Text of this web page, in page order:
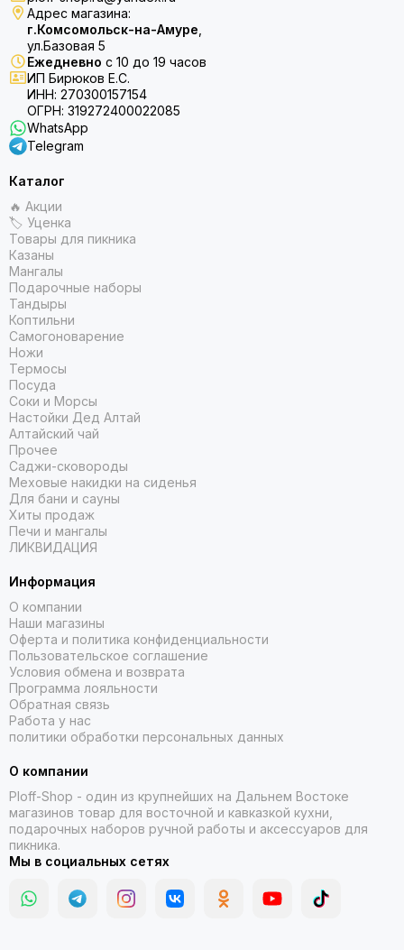
Адрес магазина:
г.Комсомольск-на-Амуре
ул.Базовая 5
Ежедневно с 10 до 19 часов
ИП Бирюков Е.С.
ИНН: 270300157154
ОГРН: 319272400022085
WhatsApp
Telegram
Каталог
🔥 Акции
🏷 Уценка
Товары для пикника
Казаны
Мангалы
Подарочные наборы
Тандыры
Коптильни
Самогоноварение
Ножи
Термосы
Посуда
Соки и Морсы
Настойки Дед Алтай
Алтайский чай
Прочее
Саджи-сковороды
Меховые накидки на сиденья
Для бани и сауны
Хиты продаж
Печи и мангалы
ЛИКВИДАЦИЯ
Информация
О компании
Наши магазины
Оферта и политика конфиденциальности
Пользовательское соглашение
Условия обмена и возврата
Программа лояльности
Обратная связь
Работа у нас
политики обработки персональных данных
О компании
Ploff-Shop - один из крупнейших на Дальнем Востоке
магазинов товар для восточной и кавказкой кухни,
подарочных наборов ручной работы и аксессуаров для
пикника.
Мы в социальных сетях